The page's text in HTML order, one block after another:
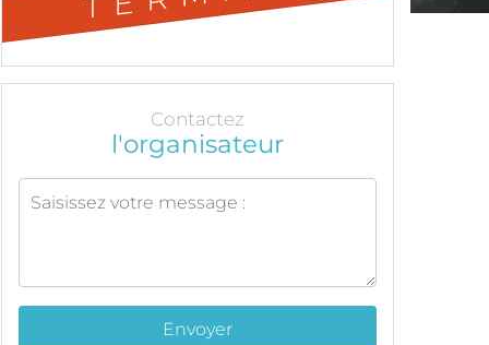
Contactez
l'organisateur
Envoyer